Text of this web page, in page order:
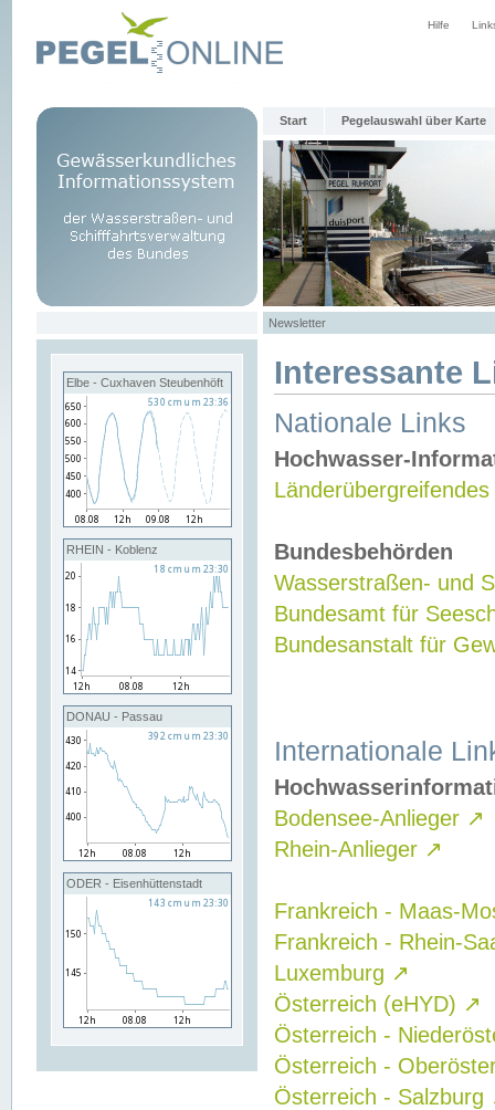
Hilfe
Start Pegelauswahl über Karte
Newsletter
Elbe - Cuxhaven Steubenhöft
RHEIN - Koblenz
DONAU - Passau
ODER - Eisenhüttenstadt
Interessante
Nationale Links
Hochwasser-
Bundesbehörden
Wasserstraßen- und
Bundesamt für
Bundesanstalt für
Internationale
Bodensee-Anlieger ↗
Rhein-Anlieger ↗
Frankreich - Maas-
Frankreich - Rhein-
Luxemburg ↗
Österreich (eHYD) ↗
Österreich -
Österreich -
Österreich - Salzburg